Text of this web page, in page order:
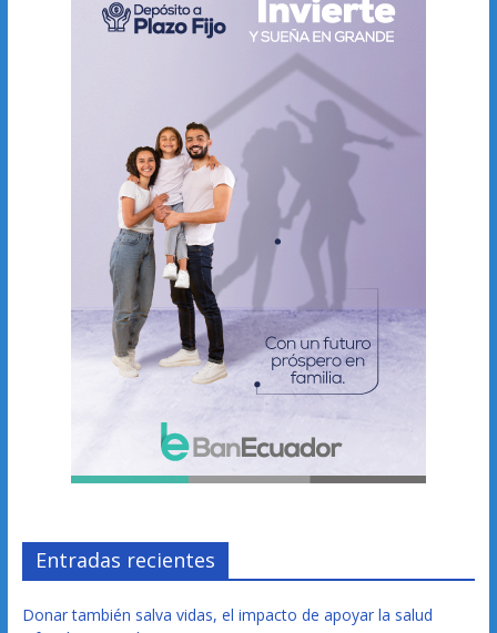
Entradas recientes
Donar también salva vidas, el impacto de apoyar la salud